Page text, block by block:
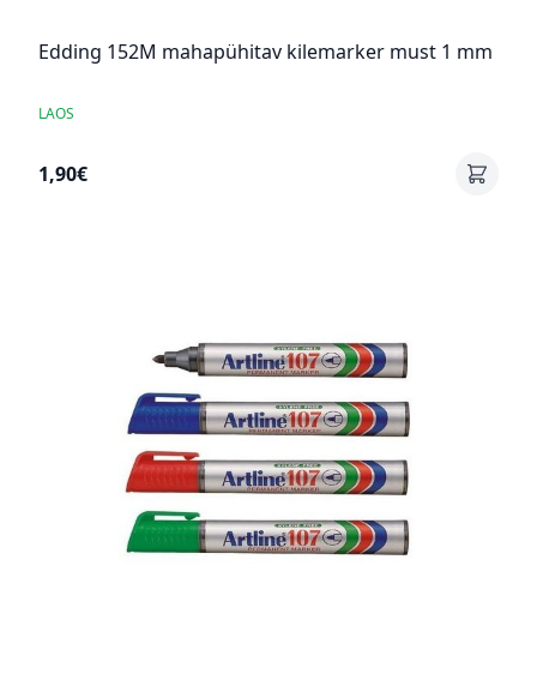
Edding 152M mahapühitav kilemarker must 1 mm
LAOS
1,90€